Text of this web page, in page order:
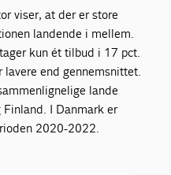
viser, at der er store
landende i mellem.
kun ét tilbud i 17 pct.
end gennemsnittet.
lande
Finland. I Danmark er
2020-2022.